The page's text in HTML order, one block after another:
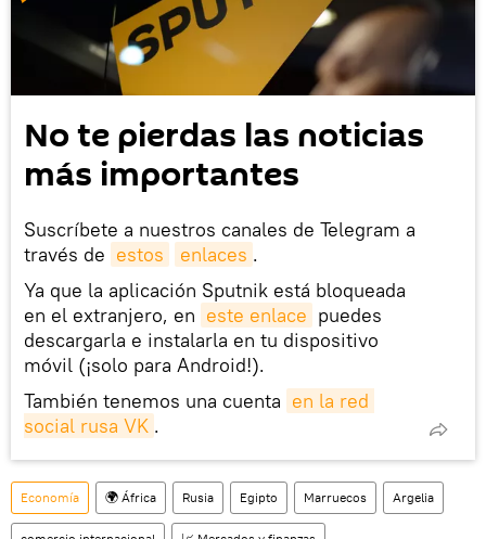
No te pierdas las noticias
más importantes
Suscríbete a nuestros canales de Telegram a
través de estos enlaces .
Ya que la aplicación Sputnik está bloqueada
en el extranjero, en este enlace puedes
descargarla e instalarla en tu dispositivo
móvil (¡solo para Android!).
También tenemos una cuenta en la red
social rusa VK .
Economía 🌍 África Rusia Egipto Marruecos Argelia